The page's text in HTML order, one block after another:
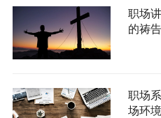
职场
的祷告
职场
场环